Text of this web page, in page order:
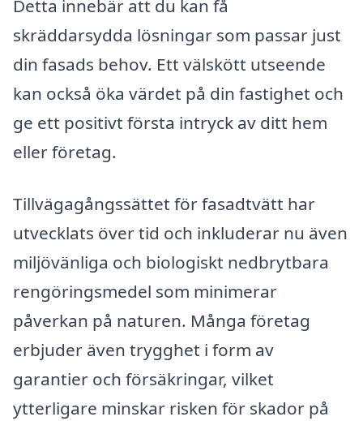
Detta innebär att du kan få
skräddarsydda lösningar som passar just
din fasads behov. Ett välskött utseende
kan också öka värdet på din fastighet och
ge ett positivt första intryck av ditt hem
eller företag.
Tillvägagångssättet för fasadtvätt har
utvecklats över tid och inkluderar nu även
miljövänliga och biologiskt nedbrytbara
rengöringsmedel som minimerar
påverkan på naturen. Många företag
erbjuder även trygghet i form av
garantier och försäkringar, vilket
ytterligare minskar risken för skador på